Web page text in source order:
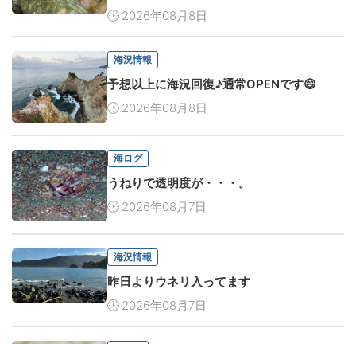
2026年08月8日
海況情報
予想以上に海況回復♪通常OPENです😄
2026年08月8日
海ログ
うねりで透明度が・・・。
2026年08月7日
海況情報
昨日よりウネリ入ってます
2026年08月7日